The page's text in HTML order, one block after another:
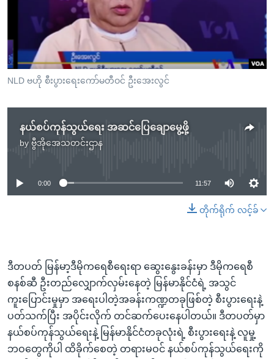
ညွန်း
စာမျက်နှာ
ကြည့်
ရှာဖွေ
ရုပ်ရှင်ထဲက အင်္ဂလိပ်စာ
သုတပဒေသာ အင်္ဂလိပ်စာ
ရေဒီယို/တီဗွီအစီအစဉ်
Learning English
ဗွီအိုအေ လူမှုကွန်ယက်များ
ဘာသာစကားများ
NLD ဗဟို စီးပွားရေးကော်မတီဝင် ဦးအေးလွင်
နယ်စပ်ကုန်သွယ်ရေး အဆင်ပြေချောမွေ့ဖို့
by ဗွီအိုအေသတင်းဌာန
No media source currently available
0:00 11:57
တိုက်ရိုက် လင့်ခ်
ဒီတပတ် မြန်မာ့ဒီမိုကရေစီရေးရာ ဆွေးနွေးခန်းမှာ ဒီမိုကရေစီ
စနစ်ဆီ ဦးတည်လျှောက်လှမ်းနေတဲ့ မြန်မာနိုင်ငံရဲ့ အသွင်
ကူးပြောင်းမှုမှာ အရေးပါတဲ့အခန်းကဏ္ဍတခုဖြစ်တဲ့ စီးပွားရေးနဲ့
ပတ်သက်ပြီး အပိုင်းလိုက် တင်ဆက်ပေးနေပါတယ်။ ဒီတပတ်မှာ
နယ်စပ်ကုန်သွယ်ရေးနဲ့ မြန်မာနိုင်ငံတခုလုံးရဲ့ စီးပွားရေးနဲ့ လူမှု့
ဘဝတွေကိုပါ ထိခိုက်စေတဲ့ တရားမဝင် နယ်စပ်ကုန်သွယ်ရေးကို